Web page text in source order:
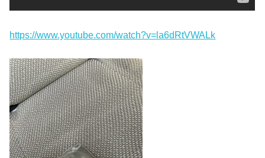
https://www.youtube.com/watch?v=la6dRtVWALk